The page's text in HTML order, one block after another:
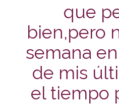
que
bien,pero
semana
de mis
el tiempo